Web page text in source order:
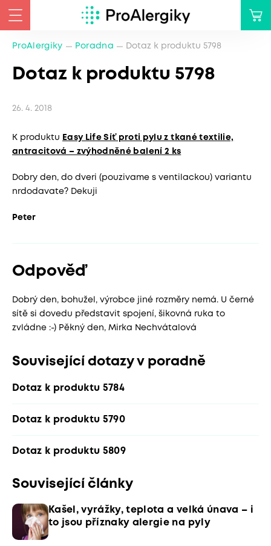
ProAlergiky Poradna Dotaz k produktu 5798
Dotaz k produktu 5798
26. 4. 2018
K produktu
Easy Life Síť proti pylu z tkané textilie,
antracitová – zvýhodněné balení 2 ks
Dobry den, do dveri (pouzivame s ventilackou) variantu
nrdodavate? Dekuji
Peter
Odpověď
Dobrý den, bohužel, výrobce jiné rozměry nemá. U černé
sítě si dovedu představit spojení, šikovná ruka to
zvládne :-) Pěkný den, Mirka Nechvátalová
Související dotazy v poradně
Dotaz k produktu 5784
Dotaz k produktu 5790
Dotaz k produktu 5809
Související články
Kašel, vyrážky, teplota a velká únava – i
to jsou příznaky alergie na pyly